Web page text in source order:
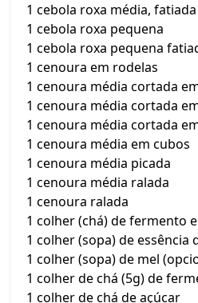
1 cebola roxa média, fatiada
1 cebola roxa pequena
1 cebola roxa pequena
1 cenoura em rodelas
1 cenoura média cortada
1 cenoura média cortada
1 cenoura média cortada
1 cenoura média em cubos
1 cenoura média picada
1 cenoura média ralada
1 cenoura ralada
1 colher (chá) de fermento
1 colher (sopa) de essência
1 colher (sopa) de mel
1 colher de chá (5g) de
1 colher de chá de açúcar